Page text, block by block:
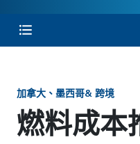
加拿大、墨西哥& 跨境
燃料成本